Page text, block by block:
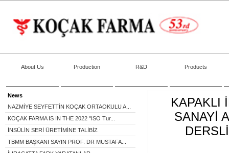
About Us Production R&D Products
News
NAZMİYE SEYFETTİN KOÇAK ORTAOKULU A...
KOÇAK FARMA IS IN THE 2022 "ISO Tur...
İNSÜLİN SERİ ÜRETİMİNE TALİBİZ
TBMM BAŞKANI SAYIN PROF. DR MUSTAFA...
KAPAKLI
SANAYİ